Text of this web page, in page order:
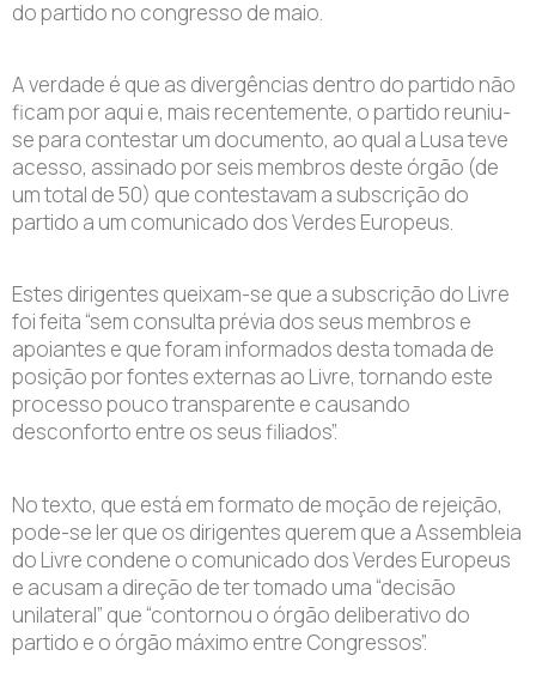
do partido no congresso de maio.
A verdade é que as divergências dentro do partido não
ficam por aqui e, mais recentemente, o partido reuniu-
se para contestarum documento, ao qual a Lusa teve
acesso, assinadopor seis membros deste órgão (de
um total de 50) que contestavam asubscrição do
partido a um comunicado dos Verdes Europeus.
Estes dirigentes queixam-se que a subscrição do Livre
foi feita “sem consulta prévia dos seus membros e
apoiantes e que foram informados desta tomada de
posição por fontes externas ao Livre, tornando este
processo poucotransparente e causando
desconforto entre os seus filiados”.
No texto, que está em formato de moção de rejeição,
pode-se ler que os dirigentes querem que a Assembleia
do Livre condene o comunicado dos Verdes Europeus
e acusam a direção de ter tomado uma “decisão
unilateral” que “contornou o órgão deliberativo do
partido e o órgão máximo entre Congressos”.